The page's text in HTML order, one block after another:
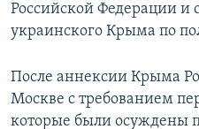
Российской Федерации и
украинского Крыма по
После аннексии Крыма
Москве с требованием
которые были осуждены